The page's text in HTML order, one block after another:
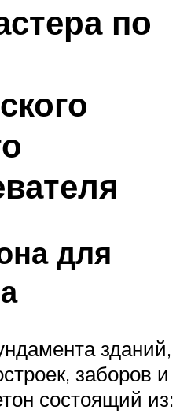
по
для
зданий,
заборов и
состоящий из: